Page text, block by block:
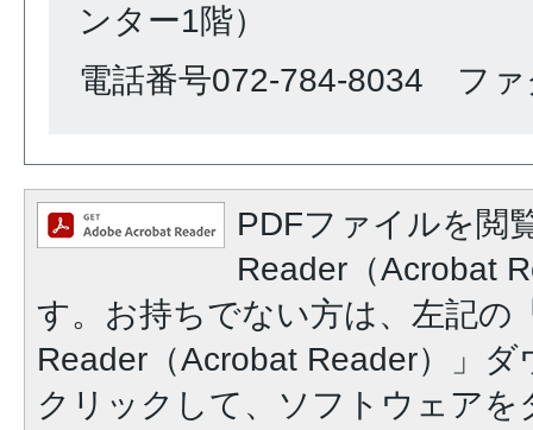
ンター1階）
電話番号072-784-8034 ファ
PDFファイルを閲
Reader（Acrobat
す。お持ちでない方は、左記の
Reader（Acrobat Reader）」
クリックして、ソフトウェア